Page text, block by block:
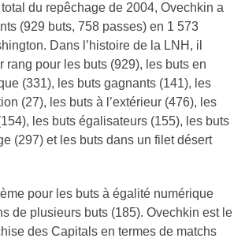
du repêchage de 2004, Ovechkin a
(929 buts, 758 passes) en 1 573
Dans l’histoire de la LNH, il
rang pour les buts (929), les buts en
(331), les buts gagnants (141), les
(27), les buts à l’extérieur (476), les
les buts égalisateurs (155), les buts
(297) et les buts dans un filet désert
pour les buts à égalité numérique
de plusieurs buts (185). Ovechkin est le
des Capitals en termes de matchs